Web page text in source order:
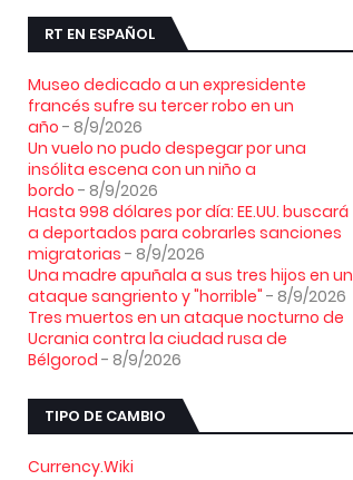
RT EN ESPAÑOL
Museo dedicado a un expresidente
francés sufre su tercer robo en un
año - 8/9/2026
Un vuelo no pudo despegar por una
insólita escena con un niño a
bordo - 8/9/2026
Hasta 998 dólares por día: EE.UU. buscará
a deportados para cobrarles sanciones
migratorias - 8/9/2026
Una madre apuñala a sus tres hijos en un
ataque sangriento y "horrible" - 8/9/2026
Tres muertos en un ataque nocturno de
Ucrania contra la ciudad rusa de
Bélgorod - 8/9/2026
TIPO DE CAMBIO
Currency.Wiki